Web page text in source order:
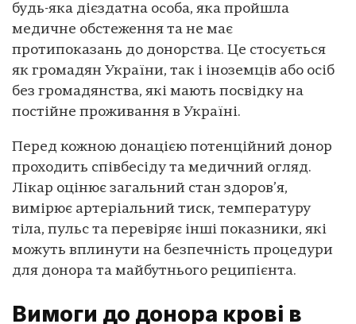
будь-яка дієздатна особа, яка пройшла
медичне обстеження та не має
протипоказань до донорства. Це стосується
як громадян України, так і іноземців або осіб
без громадянства, які мають посвідку на
постійне проживання в Україні.
Перед кожною донацією потенційний донор
проходить співбесіду та медичний огляд.
Лікар оцінює загальний стан здоров’я,
вимірює артеріальний тиск, температуру
тіла, пульс та перевіряє інші показники, які
можуть вплинути на безпечність процедури
для донора та майбутнього реципієнта.
Вимоги до донора крові в